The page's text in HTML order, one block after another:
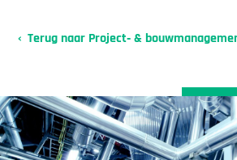
Terug naar Project‑ &